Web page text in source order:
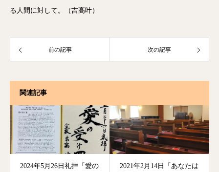
る人間に対して。（吉髙叶）
前の記事 次の記事
関連記事
2024年5月26日礼拝「愛の
2021年2月14日「あなたは